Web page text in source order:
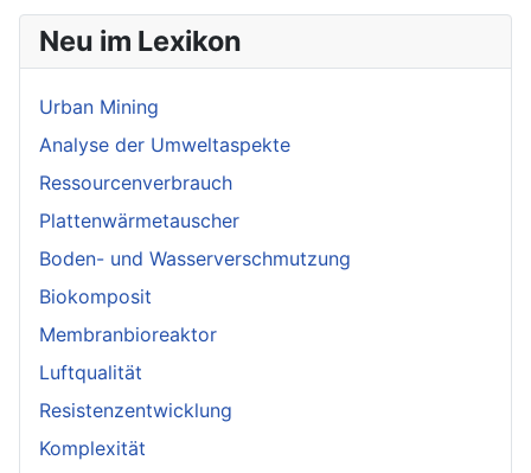
Neu im Lexikon
Urban Mining
Analyse der Umweltaspekte
Ressourcenverbrauch
Plattenwärmetauscher
Boden- und Wasserverschmutzung
Biokomposit
Membranbioreaktor
Luftqualität
Resistenzentwicklung
Komplexität